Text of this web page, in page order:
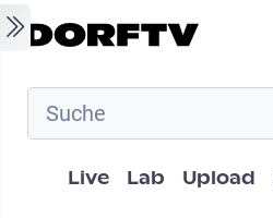
Skip to main content
Hauptnavigation
Live Lab Upload